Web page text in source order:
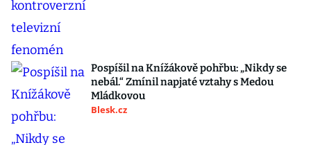
Pospíšil na Knížákově pohřbu: „Nikdy se
nebál.“ Zmínil napjaté vztahy s Medou
Mládkovou
Blesk.cz